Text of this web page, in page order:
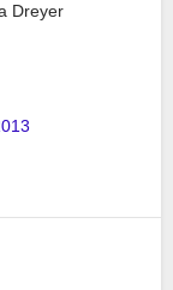
Dreyer